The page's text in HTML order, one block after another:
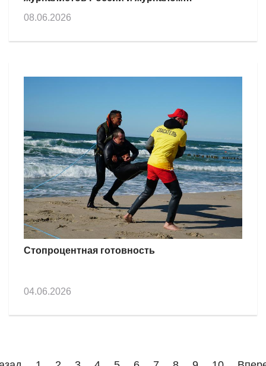
08.06.2026
Стопроцентная готовность
04.06.2026